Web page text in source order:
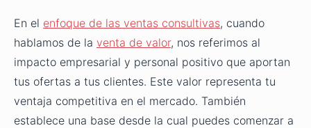
En el enfoque de las ventas consultivas, cuando
hablamos de la venta de valor, nos referimos al
impacto empresarial y personal positivo que aportan
tus ofertas a tus clientes. Este valor representa tu
ventaja competitiva en el mercado. También
establece una base desde la cual puedes comenzar a